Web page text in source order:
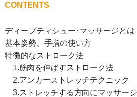
CONTENTS
ディープティシュー･マッサージとは
基本姿勢、手指の使い方
特徴的なストローク法
1.筋肉を伸ばすストローク法
2.アンカーストレッチテクニック
3.ストレッチする方向にマッサージ